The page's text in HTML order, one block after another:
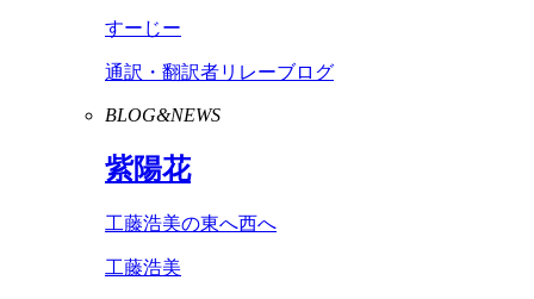
すーじー
通訳・翻訳者リレーブログ
BLOG&NEWS
紫陽花
工藤浩美の東へ西へ
工藤浩美